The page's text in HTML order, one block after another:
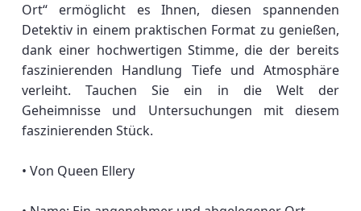
Ort“ ermöglicht es Ihnen, diesen spannenden
Detektiv in einem praktischen Format zu genießen,
dank einer hochwertigen Stimme, die der bereits
faszinierenden Handlung Tiefe und Atmosphäre
verleiht. Tauchen Sie ein in die Welt der
Geheimnisse und Untersuchungen mit diesem
faszinierenden Stück.
• Von Queen Ellery